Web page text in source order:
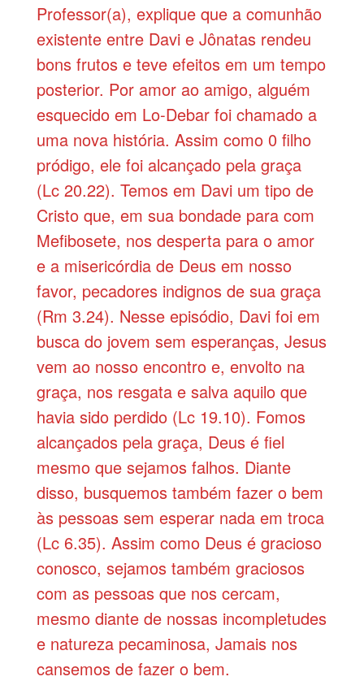
Professor(a), explique que a comunhão
existente entre Davi e Jônatas rendeu
bons frutos e teve efeitos em um tempo
posterior. Por amor ao amigo, alguém
esquecido em Lo-Debar foi chamado a
uma nova história. Assim como 0 filho
pródigo, ele foi alcançado pela graça
(Lc 20.22). Temos em Davi um tipo de
Cristo que, em sua bondade para com
Mefibosete, nos desperta para o amor
e a misericórdia de Deus em nosso
favor, pecadores indignos de sua graça
(Rm 3.24). Nesse episódio, Davi foi em
busca do jovem sem esperanças, Jesus
vem ao nosso encontro e, envolto na
graça, nos resgata e salva aquilo que
havia sido perdido (Lc 19.10). Fomos
alcançados pela graça, Deus é fiel
mesmo que sejamos falhos. Diante
disso, busquemos também fazer o bem
às pessoas sem esperar nada em troca
(Lc 6.35). Assim como Deus é gracioso
conosco, sejamos também graciosos
com as pessoas que nos cercam,
mesmo diante de nossas incompletudes
e natureza pecaminosa, Jamais nos
cansemos de fazer o bem.